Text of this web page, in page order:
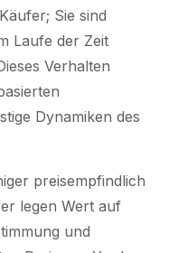
Sie sind
Laufe der Zeit
Verhalten
Dynamiken des
preisempfindlich
legen Wert auf
und